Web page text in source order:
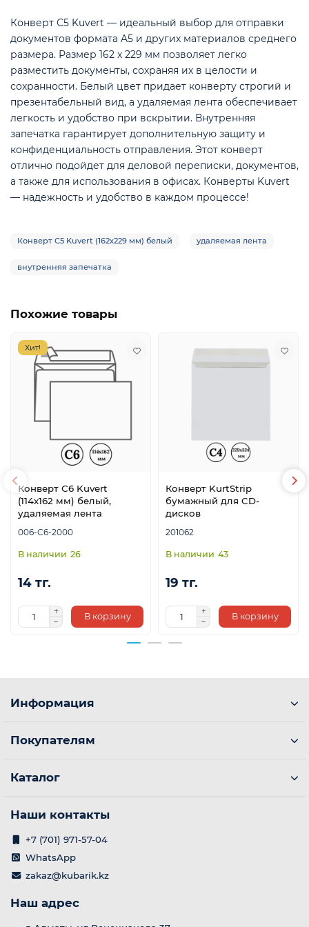
Конверт С5 Kuvert — идеальный выбор для отправки
документов формата A5 и других материалов среднего
размера. Размер 162 x 229 мм позволяет легко
разместить документы, сохраняя их в целости и
сохранности. Белый цвет придает конверту строгий и
презентабельный вид, а удаляемая лента обеспечивает
легкость и удобство при вскрытии. Внутренняя
запечатка гарантирует дополнительную защиту и
конфиденциальность отправления. Этот конверт
отлично подойдет для деловой переписки, документов,
а также для использования в офисах. Конверты Kuvert
— надежность и удобство в каждом процессе!
Конверт С5 Kuvert (162х229 мм) белый удаляемая лента
внутренняя запечатка
Похожие товары
Хит!
Конверт С6 Kuvert
(114х162 мм) белый,
удаляемая лента
006-С6-2000
26
14 тг.
В корзину
Конверт KurtStrip
бумажный для CD-
дисков
201062
43
19 тг.
В корзину
Информация
Покупателям
Каталог
Наши контакты
+7 (701) 971-57-04
WhatsApp
zakaz@kubarik.kz
Наш адрес